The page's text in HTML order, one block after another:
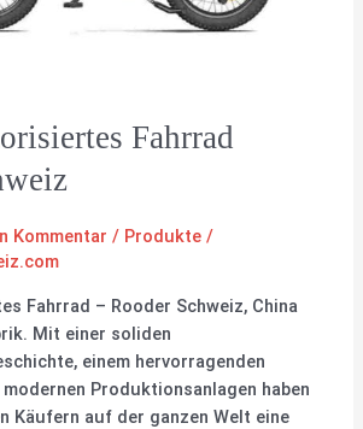
Fahrrad
Kommentar / Produkte /
Fahrrad – Rooder Schweiz, China
Mit einer soliden
einem hervorragenden
Produktionsanlagen haben
Käufern auf der ganzen Welt eine